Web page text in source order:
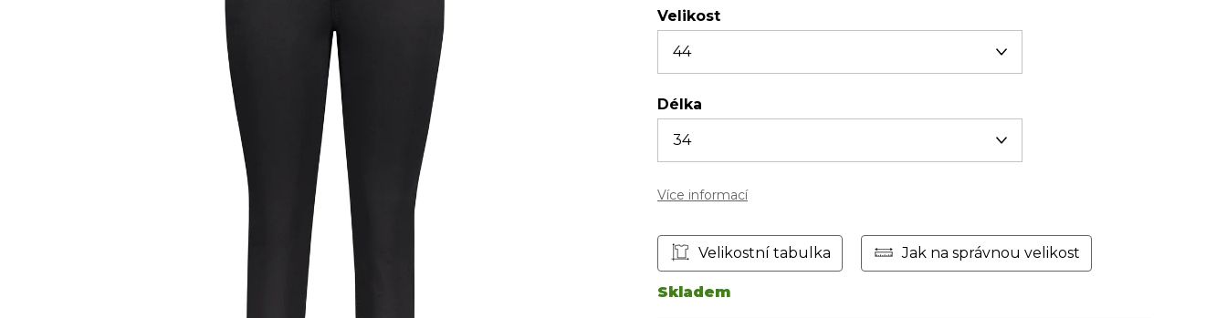
Velikost
Délka
Více informací
Velikostní tabulka Jak na správnou velikost
Skladem